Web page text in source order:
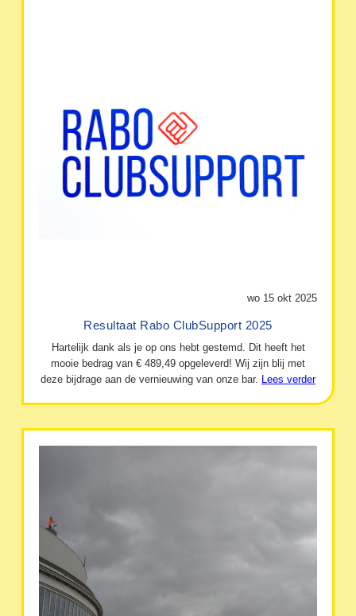
wo 15 okt 2025
Resultaat Rabo ClubSupport 2025
Hartelijk dank als je op ons hebt gestemd. Dit heeft het
mooie bedrag van € 489,49 opgeleverd! Wij zijn blij met
deze bijdrage aan de vernieuwing van onze bar. Lees verder